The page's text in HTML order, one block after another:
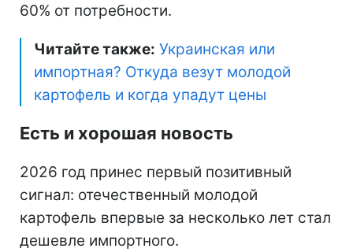
60% от потребности.
Читайте также: Украинская или
импортная? Откуда везут молодой
картофель и когда упадут цены
Есть и хорошая новость
2026 год принес первый позитивный
сигнал: отечественный молодой
картофель впервые за несколько лет стал
дешевле импортного.